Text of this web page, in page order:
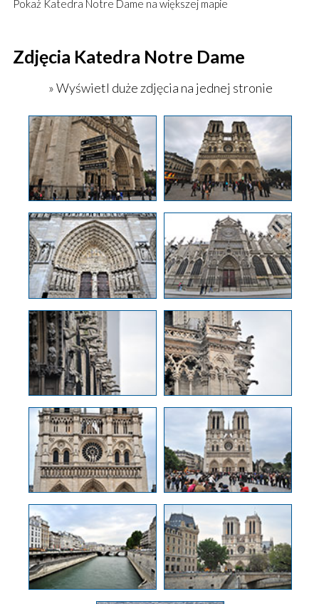
Pokaż Katedra Notre Dame na większej mapie
Zdjęcia Katedra Notre Dame
» Wyświetl duże zdjęcia na jednej stronie